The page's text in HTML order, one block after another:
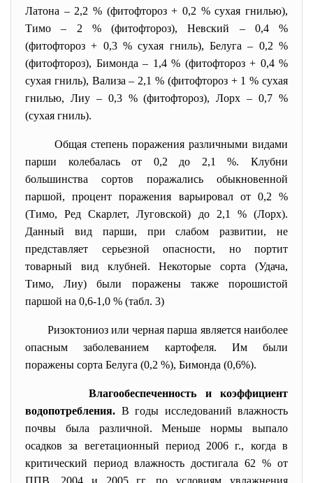
Латона – 2,2 % (фитофтороз + 0,2 % сухая гнилью),
Тимо – 2 % (фитофтороз), Невский – 0,4 %
(фитофтороз + 0,3 % сухая гниль), Белуга – 0,2 %
(фитофтороз), Бимонда – 1,4 % (фитофтороз + 0,4 %
сухая гниль), Вализа – 2,1 % (фитофтороз + 1 % сухая
гнилью, Лиу – 0,3 % (фитофтороз), Лорх – 0,7 %
(сухая гниль).
Общая степень поражения различными видами
парши колебалась от 0,2 до 2,1 %. Клубни
большинства сортов поражались обыкновенной
паршой, процент поражения варьировал от 0,2 %
(Тимо, Ред Скарлет, Луговской) до 2,1 % (Лорх).
Данный вид парши, при слабом развитии, не
представляет серьезной опасности, но портит
товарный вид клубней. Некоторые сорта (Удача,
Тимо, Лиу) были поражены также порошистой
паршой на 0,6-1,0 % (табл. 3)
Ризоктониоз или черная парша является наиболее
опасным заболеванием картофеля. Им были
поражены сорта Белуга (0,2 %), Бимонда (0,6%).
Влагообеспеченность и коэффициент
водопотребления. В годы исследований влажность
почвы была различной. Меньше нормы выпало
осадков за вегетационный период 2006 г., когда в
критический период влажность достигала 62 % от
ППВ.
2004 и 2005 гг. по условиям увлажнения